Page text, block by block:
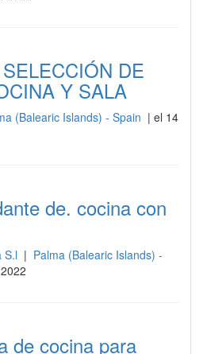
DE
Y SALA
(Balearic Islands) - Spain | el 14
de. cocina con
S.l | Palma (Balearic Islands) -
de cocina para